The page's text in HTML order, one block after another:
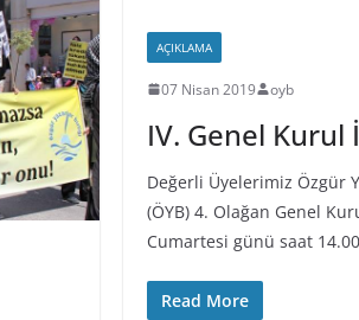
AÇIKLAMA
07 Nisan 2019 oyb
IV. Genel Kurul
Değerli Üyelerimiz Özgür
(ÖYB) 4. Olağan Genel
Cumartesi günü saat
Read More